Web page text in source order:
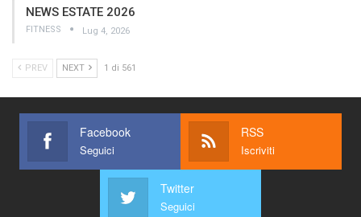
NEWS ESTATE 2026
FITNESS Lug 4, 2026
PREV NEXT 1 di 561
Facebook
Seguici
RSS
Iscriviti
Twitter
Seguici